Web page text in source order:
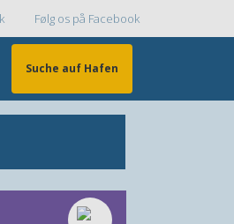
Topmenu
Følg os på Facebook
Suche auf Hafen